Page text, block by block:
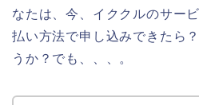
なたは、今、イククルのサー
払い方法で申し込みできたら
うか？でも、、、。